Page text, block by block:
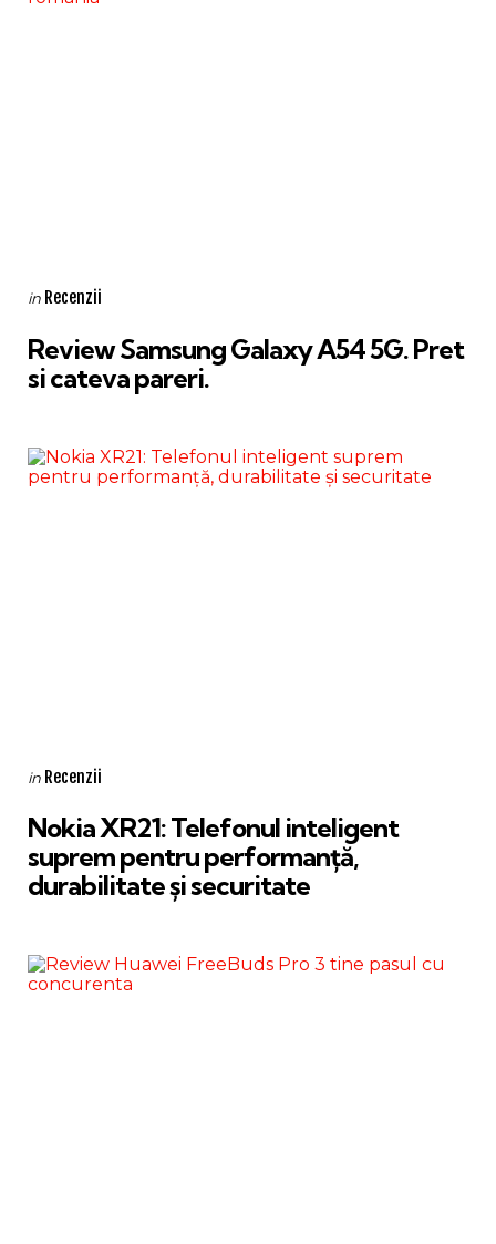
Categories
Posted
in Recenzii
Review Samsung Galaxy A54 5G. Pret
si cateva pareri.
Categories
Posted
in Recenzii
Nokia XR21: Telefonul inteligent
suprem pentru performanță,
durabilitate și securitate